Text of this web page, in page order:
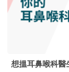
想搵耳鼻喉科